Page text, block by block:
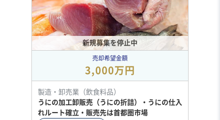
新規募集を停止中
売却希望金額
3,000万円
製造・卸売業（飲食料品）
うにの加工卸販売（うにの折詰）・うにの仕入
れルート確立・販売先は首都圏市場